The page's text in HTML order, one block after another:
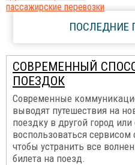
пассажирские перевозки
ПОСЛЕДНИЕ
СОВРЕМЕННЫЙ
ПОЕЗДОК
Современные
выводят путешествия на
поездку в другой город
воспользоваться
чтобы устранить все
билета на поезд.